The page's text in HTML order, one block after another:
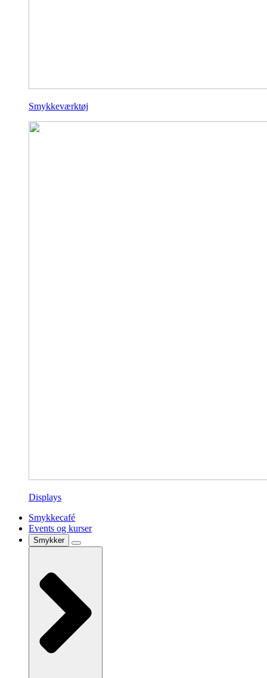
Smykkeværktøj
Displays
Smykkecafé
Events og kurser
Smykker